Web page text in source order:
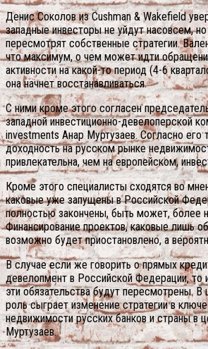
Денис Соколов из Cushman & Wakefield
западные инвесторы не уйдут насовсем,
пересмотрят собственные стратегии.
что максимум, о чем может идти
активности на какой-то период (4-6
она начнет восстанавливаться.
С ними кроме этого согласен
западной инвестиционно-девелоперской
investments Анар Муртузаев. Согласно его
доходность на русском рынке
привлекательна, чем на европейском,
Кроме этого специалисты сходятся во
каковые уже запущены в Российской
полностью закончены, быть может, более
Финансирование проектов, каковые лишь
возможно будет приостановлено, а
В случае если же говорить о прямых
девелопмент в Российской Федерации, то
эти обязательства будут пересмотрены.
роль сыграет изменение стратегии в
недвижимости русских банков и страны в
Муртузаев.